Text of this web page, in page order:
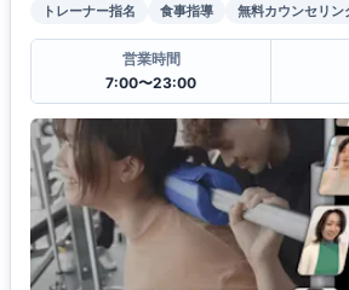
トレーナー指名 食事指導 無料カウンセリン
営業時間
7:00〜23:00